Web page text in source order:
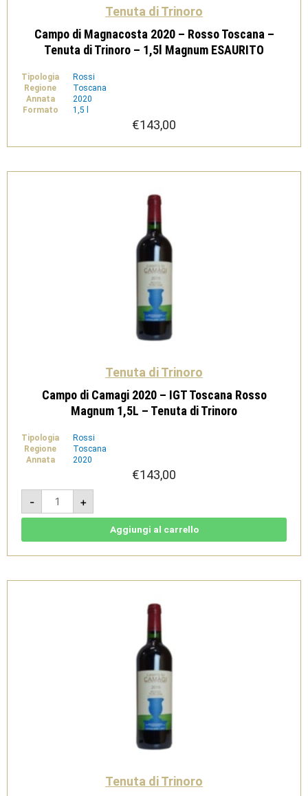
Tenuta di Trinoro
Campo di Magnacosta 2020 – Rosso Toscana –
Tenuta di Trinoro – 1,5l Magnum ESAURITO
Tipologia
Rossi
Regione
Toscana
Annata
2020
Formato
1,5 l
€143,00
Tenuta di Trinoro
Campo di Camagi 2020 – IGT Toscana Rosso
Magnum 1,5L – Tenuta di Trinoro
Tipologia
Rossi
Regione
Toscana
Annata
2020
€143,00
-
Campo
Camagi
2020
Rosso
-
+
Aggiungi al carrello
Tenuta di Trinoro